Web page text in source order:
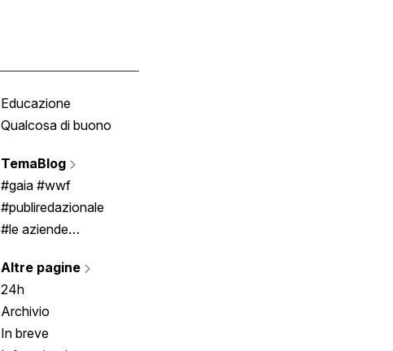
Educazione
Qualcosa di buono
TemaBlog
#gaia #wwf
#publiredazionale
#le aziende
Altre pagine
24h
Archivio
In breve